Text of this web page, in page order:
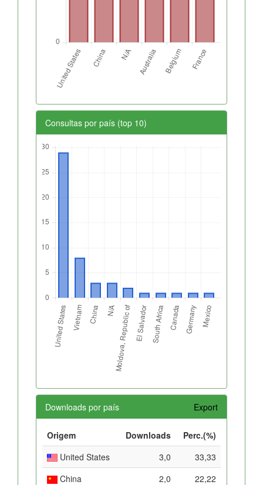
Consultas por país (top 10)
Downloads por país Export
Origem Downloads
Perc.(%)
United States
3,0
33,33
China
2,0
22,22